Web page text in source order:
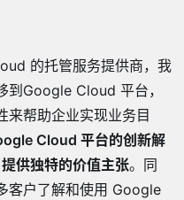
的托管服务提供商，我
到Google Cloud 平台，
来帮助企业实现业务目
Cloud 平台的创新解
供独特的价值主张。同
客户了解和使用 Google